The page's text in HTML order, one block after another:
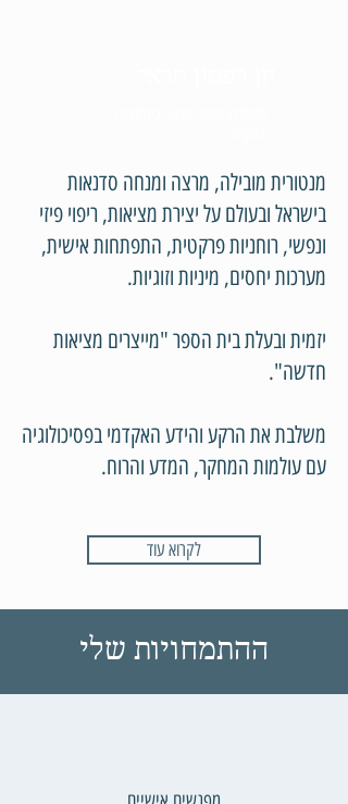
מנטורית מובילה, מרצה ומנחה סדנאות
בישראל ובעולם על יצירת מציאות, ריפוי פיזי
ונפשי, רוחניות פרקטית, התפתחות אישית,
מערכות יחסים, מיניות וזוגיות.
יזמית ובעלת בית הספר "מייצרים מציאות
חדשה".
משלבת את הרקע והידע האקדמי בפסיכולוגיה
עם עולמות המחקר, המדע והרוח.
לקרוא עוד
ההתמחויות שלי